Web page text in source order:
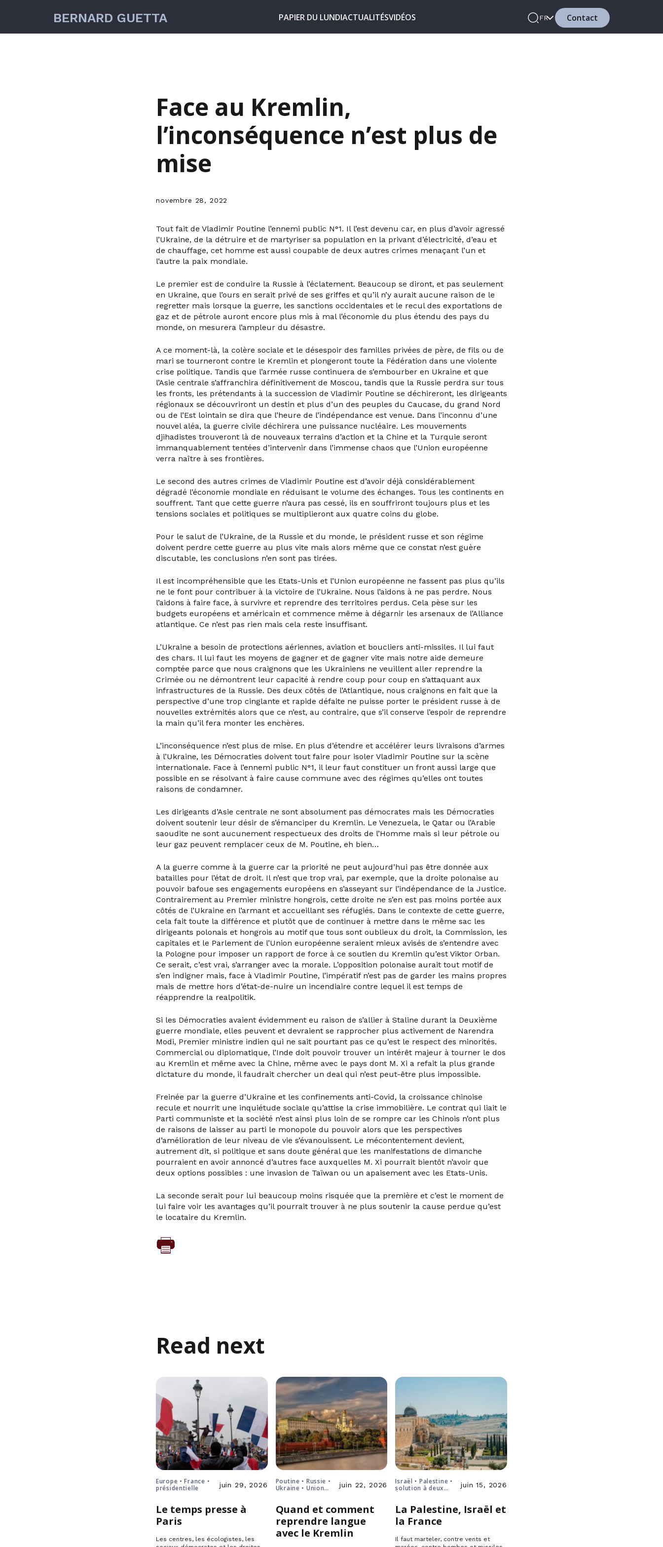
BERNARD GUETTA PAPIER DU LUNDIACTUALITÉSVIDÉOS FR Contact
Face au Kremlin,
l’inconséquence n’est plus de
mise
novembre 28, 2022
Tout fait de Vladimir Poutine l’ennemi public N°1. Il l’est devenu car, en plus d’avoir agressé
l’Ukraine, de la détruire et de martyriser sa population en la privant d’électricité, d’eau et
de chauffage, cet homme est aussi coupable de deux autres crimes menaçant l’un et
l’autre la paix mondiale.
Le premier est de conduire la Russie à l’éclatement. Beaucoup se diront, et pas seulement
en Ukraine, que l’ours en serait privé de ses griffes et qu’il n’y aurait aucune raison de le
regretter mais lorsque la guerre, les sanctions occidentales et le recul des exportations de
gaz et de pétrole auront encore plus mis à mal l’économie du plus étendu des pays du
monde, on mesurera l’ampleur du désastre.
A ce moment-là, la colère sociale et le désespoir des familles privées de père, de fils ou de
mari se tourneront contre le Kremlin et plongeront toute la Fédération dans une violente
crise politique. Tandis que l’armée russe continuera de s’embourber en Ukraine et que
l’Asie centrale s’affranchira définitivement de Moscou, tandis que la Russie perdra sur tous
les fronts, les prétendants à la succession de Vladimir Poutine se déchireront, les dirigeants
régionaux se découvriront un destin et plus d’un des peuples du Caucase, du grand Nord
ou de l’Est lointain se dira que l’heure de l’indépendance est venue. Dans l’inconnu d’une
nouvel aléa, la guerre civile déchirera une puissance nucléaire. Les mouvements
djihadistes trouveront là de nouveaux terrains d’action et la Chine et la Turquie seront
immanquablement tentées d’intervenir dans l’immense chaos que l’Union européenne
verra naître à ses frontières.
Le second des autres crimes de Vladimir Poutine est d’avoir déjà considérablement
dégradé l’économie mondiale en réduisant le volume des échanges. Tous les continents en
souffrent. Tant que cette guerre n’aura pas cessé, ils en souffriront toujours plus et les
tensions sociales et politiques se multiplieront aux quatre coins du globe.
Pour le salut de l’Ukraine, de la Russie et du monde, le président russe et son régime
doivent perdre cette guerre au plus vite mais alors même que ce constat n’est guère
discutable, les conclusions n’en sont pas tirées.
Il est incompréhensible que les Etats-Unis et l’Union européenne ne fassent pas plus qu’ils
ne le font pour contribuer à la victoire de l’Ukraine. Nous l’aidons à ne pas perdre. Nous
l’aidons à faire face, à survivre et reprendre des territoires perdus. Cela pèse sur les
budgets européens et américain et commence même à dégarnir les arsenaux de l’Alliance
atlantique. Ce n’est pas rien mais cela reste insuffisant.
L’Ukraine a besoin de protections aériennes, aviation et boucliers anti-missiles. Il lui faut
des chars. Il lui faut les moyens de gagner et de gagner vite mais notre aide demeure
comptée parce que nous craignons que les Ukrainiens ne veuillent aller reprendre la
Crimée ou ne démontrent leur capacité à rendre coup pour coup en s’attaquant aux
infrastructures de la Russie. Des deux côtés de l’Atlantique, nous craignons en fait que la
perspective d’une trop cinglante et rapide défaite ne puisse porter le président russe à de
nouvelles extrémités alors que ce n’est, au contraire, que s’il conserve l’espoir de reprendre
la main qu’il fera monter les enchères.
L’inconséquence n’est plus de mise. En plus d’étendre et accélérer leurs livraisons d’armes
à l’Ukraine, les Démocraties doivent tout faire pour isoler Vladimir Poutine sur la scène
internationale. Face à l’ennemi public N°1, il leur faut constituer un front aussi large que
possible en se résolvant à faire cause commune avec des régimes qu’elles ont toutes
raisons de condamner.
Les dirigeants d’Asie centrale ne sont absolument pas démocrates mais les Démocraties
doivent soutenir leur désir de s’émanciper du Kremlin. Le Venezuela, le Qatar ou l’Arabie
saoudite ne sont aucunement respectueux des droits de l’Homme mais si leur pétrole ou
leur gaz peuvent remplacer ceux de M. Poutine, eh bien…
A la guerre comme à la guerre car la priorité ne peut aujourd’hui pas être donnée aux
batailles pour l’état de droit. Il n’est que trop vrai, par exemple, que la droite polonaise au
pouvoir bafoue ses engagements européens en s’asseyant sur l’indépendance de la Justice.
Contrairement au Premier ministre hongrois, cette droite ne s’en est pas moins portée aux
côtés de l’Ukraine en l’armant et accueillant ses réfugiés. Dans le contexte de cette guerre,
cela fait toute la différence et plutôt que de continuer à mettre dans le même sac les
dirigeants polonais et hongrois au motif que tous sont oublieux du droit, la Commission, les
capitales et le Parlement de l’Union européenne seraient mieux avisés de s’entendre avec
la Pologne pour imposer un rapport de force à ce soutien du Kremlin qu’est Viktor Orban.
Ce serait, c’est vrai, s’arranger avec la morale. L’opposition polonaise aurait tout motif de
s’en indigner mais, face à Vladimir Poutine, l’impératif n’est pas de garder les mains propres
mais de mettre hors d’état-de-nuire un incendiaire contre lequel il est temps de
réapprendre la realpolitik.
Si les Démocraties avaient évidemment eu raison de s’allier à Staline durant la Deuxième
guerre mondiale, elles peuvent et devraient se rapprocher plus activement de Narendra
Modi, Premier ministre indien qui ne sait pourtant pas ce qu’est le respect des minorités.
Commercial ou diplomatique, l’Inde doit pouvoir trouver un intérêt majeur à tourner le dos
au Kremlin et même avec la Chine, même avec le pays dont M. Xi a refait la plus grande
dictature du monde, il faudrait chercher un deal qui n’est peut-être plus impossible.
Freinée par la guerre d’Ukraine et les confinements anti-Covid, la croissance chinoise
recule et nourrit une inquiétude sociale qu’attise la crise immobilière. Le contrat qui liait le
Parti communiste et la société n’est ainsi plus loin de se rompre car les Chinois n’ont plus
de raisons de laisser au parti le monopole du pouvoir alors que les perspectives
d’amélioration de leur niveau de vie s’évanouissent. Le mécontentement devient,
autrement dit, si politique et sans doute général que les manifestations de dimanche
pourraient en avoir annoncé d’autres face auxquelles M. Xi pourrait bientôt n’avoir que
deux options possibles : une invasion de Taïwan ou un apaisement avec les Etats-Unis.
La seconde serait pour lui beaucoup moins risquée que la première et c’est le moment de
lui faire voir les avantages qu’il pourrait trouver à ne plus soutenir la cause perdue qu’est
le locataire du Kremlin.
Read next
Europe • France •
présidentielle
juin 29, 2026
Le temps presse à
Paris
Les centres, les écologistes, les
Poutine • Russie •
Ukraine • Union
juin 22, 2026
Quand et comment
reprendre langue
avec le Kremlin
Israël • Palestine •
solution à deux
juin 15, 2026
La Palestine, Israël et
la France
Il faut marteler, contre vents et